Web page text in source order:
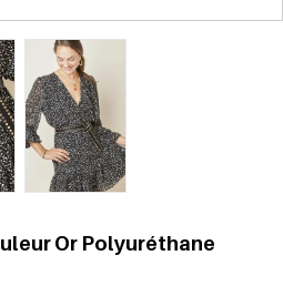
Or Polyuréthane